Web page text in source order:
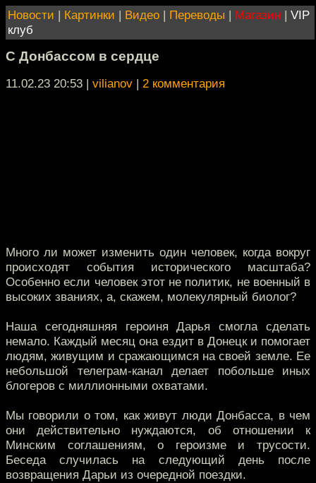
Новости | Картинки | Видео | Переводы | Магазин | VIP
клуб
С Донбассом в сердце
11.02.23 20:53 | vilianov | 2 комментария
Много ли может изменить один человек, когда вокруг
происходят события исторического масштаба?
Особенно если человек этот не политик, не военный в
высоких званиях, а, скажем, молекулярный биолог?
Наша сегодняшняя героиня Дарья смогла сделать
немало. Каждый месяц она ездит в Донецк и помогает
людям, живущим и сражающимся на своей земле. Ее
небольшой телеграм-канал делает побольше иных
блогеров с миллионными охватами.
Мы говорили о том, как живут люди Донбасса, в чем
они действительно нуждаются, об отношении к
Минским соглашениям, о героизме и трусости.
Беседа случилась на следующий день после
возвращения Дарьи из очередной поездки.